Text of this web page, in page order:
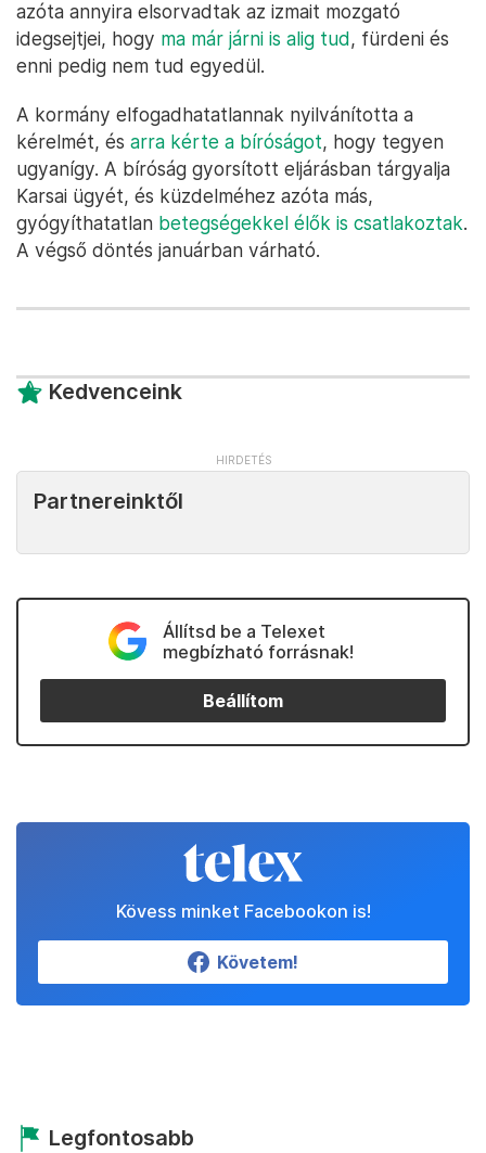
azóta annyira elsorvadtak az izmait mozgató
idegsejtjei, hogy ma már járni is alig tud, fürdeni és
enni pedig nem tud egyedül.
A kormány elfogadhatatlannak nyilvánította a
kérelmét, és arra kérte a bíróságot, hogy tegyen
ugyanígy. A bíróság gyorsított eljárásban tárgyalja
Karsai ügyét, és küzdelméhez azóta más,
gyógyíthatatlan betegségekkel élők is csatlakoztak.
A végső döntés januárban várható.
Kedvenceink
Partnereinktől
Állítsd be a Telexet
megbízható forrásnak!
Beállítom
Kövess minket Facebookon is!
Követem!
Legfontosabb